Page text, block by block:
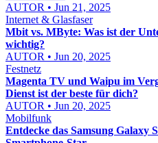
AUTOR • Jun 21, 2025
Internet & Glasfaser
Mbit vs. MByte: Was ist der
wichtig?
AUTOR • Jun 20, 2025
Festnetz
Magenta TV und Waipu im
Dienst ist der beste für dich?
AUTOR • Jun 20, 2025
Mobilfunk
Entdecke das Samsung Galaxy